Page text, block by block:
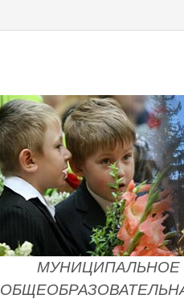
МУНИЦИПАЛЬНОЕ